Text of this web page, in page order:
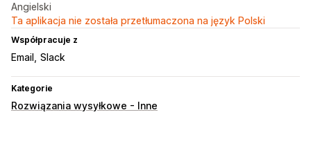
Angielski
Ta aplikacja nie została przetłumaczona na język Polski
Współpracuje z
Email Slack
Kategorie
Rozwiązania wysyłkowe - Inne